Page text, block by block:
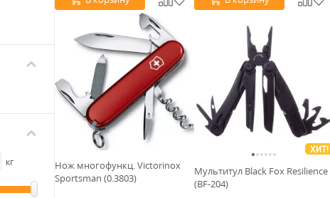
кг
Нож многофункц. Victorinox
Sportsman (0.3803)
ХИТ!
Мультитул Black Fox Resilience
(BF-204)